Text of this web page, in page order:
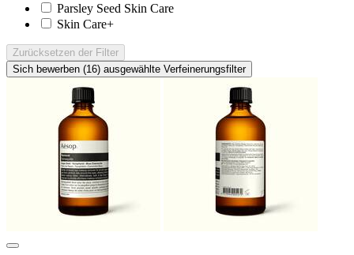
Parsley Seed Skin Care
Skin Care+
Zurücksetzen der Filter
Sich bewerben (16) ausgewählte Verfeinerungsfilter